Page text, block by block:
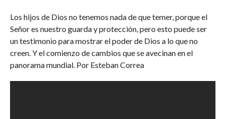
Los hijos de Dios no tenemos nada de que temer, porque el
Señor es nuestro guarda y protección, pero esto puede ser
un testimonio para mostrar el poder de Dios a lo que no
creen. Y el comienzo de cambios que se avecinan en el
panorama mundial. Por Esteban Correa